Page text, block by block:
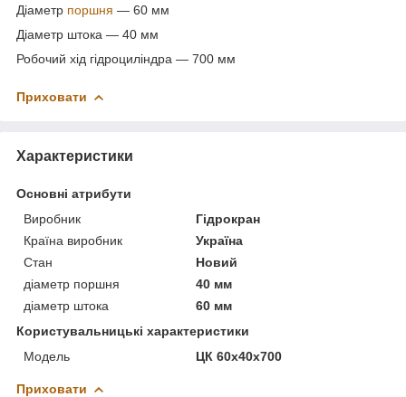
Діаметр поршня — 60 мм
Діаметр штока — 40 мм
Робочий хід гідроциліндра — 700 мм
Приховати
Характеристики
Основні атрибути
Виробник
Гідрокран
Країна виробник
Україна
Стан
Новий
діаметр поршня
40 мм
діаметр штока
60 мм
Користувальницькі характеристики
Модель
ЦК 60х40х700
Приховати